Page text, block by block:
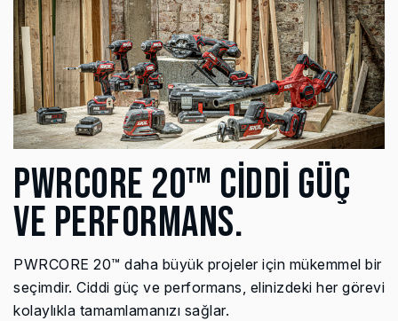
PWRCORE 20™ CİDDİ GÜÇ
VE PERFORMANS.
PWRCORE 20™ daha büyük projeler için mükemmel bir
seçimdir. Ciddi güç ve performans, elinizdeki her görevi
kolaylıkla tamamlamanızı sağlar.